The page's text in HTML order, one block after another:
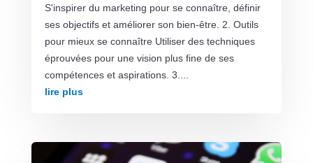
S'inspirer du marketing pour se connaître, définir
ses objectifs et améliorer son bien-être. 2. Outils
pour mieux se connaître Utiliser des techniques
éprouvées pour une vision plus fine de ses
compétences et aspirations. 3....
lire plus